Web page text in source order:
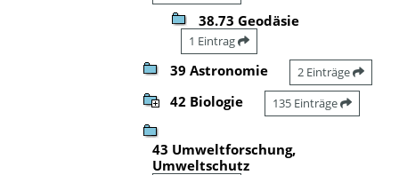
38.73 Geodäsie
1 Eintrag
39 Astronomie 2 Einträge
42 Biologie 135 Einträge
43 Umweltforschung,
Umweltschutz